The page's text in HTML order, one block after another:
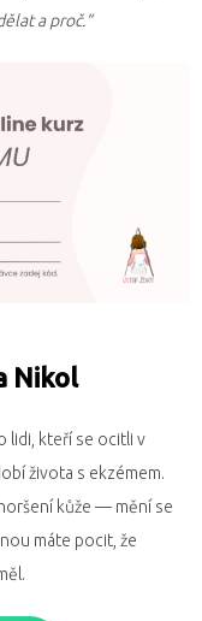
a proč.“
Nikol
lidi, kteří se ocitli v
života s ekzémem.
kůže — mění se
máte pocit, že